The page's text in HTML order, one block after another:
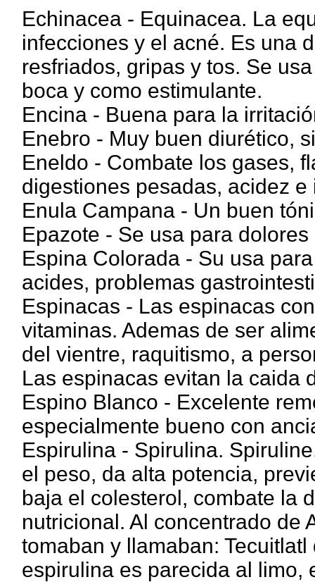
Echinacea - Equinacea. La
infecciones y el acné. Es una
resfriados, gripas y tos. Se
boca y como estimulante.
Encina - Buena para la
Enebro - Muy buen diurético,
Eneldo - Combate los gases,
digestiones pesadas, acidez e
Enula Campana - Un buen
Epazote - Se usa para
Espina Colorada - Su usa
acides, problemas
Espinacas - Las espinacas
vitaminas. Ademas de ser
del vientre, raquitismo, a
Las espinacas evitan la caida
Espino Blanco - Excelente
especialmente bueno con
Espirulina - Spirulina.
el peso, da alta potencia,
baja el colesterol, combate la
nutricional. Al concentrado de
tomaban y llamaban:
espirulina es parecida al limo,